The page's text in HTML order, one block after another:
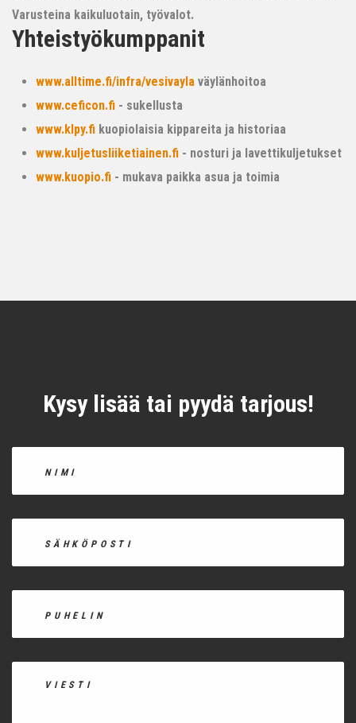
Varusteina kaikuluotain, työvalot.
Yhteistyökumppanit
www.alltime.fi/infra/vesivayla väylänhoitoa
www.ceficon.fi - sukellusta
www.klpy.fi kuopiolaisia kippareita ja historiaa
www.kuljetusliiketiainen.fi - nosturi ja lavettikuljetukset
www.kuopio.fi - mukava paikka asua ja toimia
Kysy lisää tai pyydä tarjous!